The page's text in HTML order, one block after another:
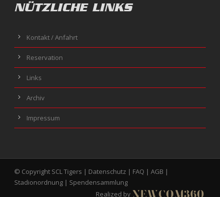
NÜTZLICHE LINKS
Kontakt / Anfahrt
Reservation
Links
Archiv
Impressum
© Copyright SCL Tigers | Datenschutz | FAQ | AGB |
Stadionordnung | Spendensammlung
Realized by